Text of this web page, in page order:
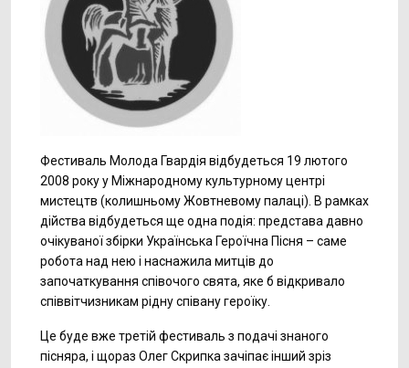
Фестиваль Молода Гвардія відбудеться 19 лютого
2008 року у Міжнародному культурному центрі
мистецтв (колишньому Жовтневому палаці). В рамках
дійства відбудеться ще одна подія: представа давно
очікуваної збірки Українська Героїчна Пісня – саме
робота над нею і наснажила митців до
започаткування співочого свята, яке б відкривало
співвітчизникам рідну співану героїку.
Це буде вже третій фестиваль з подачі знаного
пісняра, і щораз Олег Скрипка зачіпає інший зріз